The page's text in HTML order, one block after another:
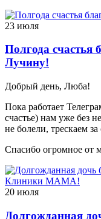
23 июля
Полгода счастья
Лучину!
Добрый день, Люба!
Пока работает
счастье) нам уже без
не болели, трескаем
Спасибо огромное от
20 июля
Долгожданная